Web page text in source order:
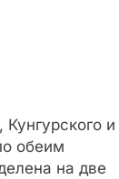
и
обеим
на две